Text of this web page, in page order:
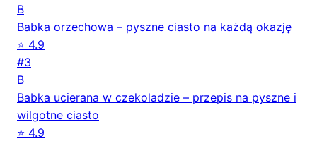
B
Babka orzechowa – pyszne ciasto na każdą okazję
⭐ 4.9
#3
B
Babka ucierana w czekoladzie – przepis na pyszne i
wilgotne ciasto
⭐ 4.9